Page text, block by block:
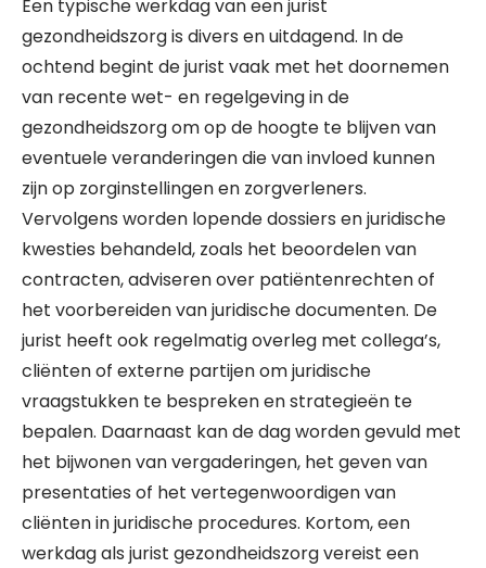
Een typische werkdag van een jurist
gezondheidszorg is divers en uitdagend. In de
ochtend begint de jurist vaak met het doornemen
van recente wet- en regelgeving in de
gezondheidszorg om op de hoogte te blijven van
eventuele veranderingen die van invloed kunnen
zijn op zorginstellingen en zorgverleners.
Vervolgens worden lopende dossiers en juridische
kwesties behandeld, zoals het beoordelen van
contracten, adviseren over patiëntenrechten of
het voorbereiden van juridische documenten. De
jurist heeft ook regelmatig overleg met collega’s,
cliënten of externe partijen om juridische
vraagstukken te bespreken en strategieën te
bepalen. Daarnaast kan de dag worden gevuld met
het bijwonen van vergaderingen, het geven van
presentaties of het vertegenwoordigen van
cliënten in juridische procedures. Kortom, een
werkdag als jurist gezondheidszorg vereist een